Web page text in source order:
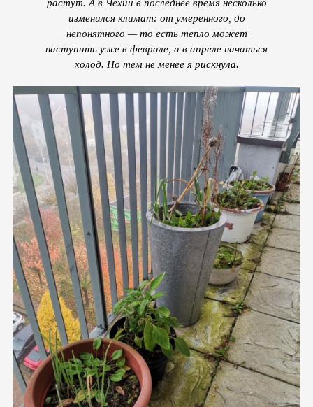
растут. А в Чехии в последнее время несколько
изменился климат: от умеренного, до
непонятного — то есть тепло может
наступить уже в феврале, а в апреле начаться
холод. Но тем не менее я рискнула.